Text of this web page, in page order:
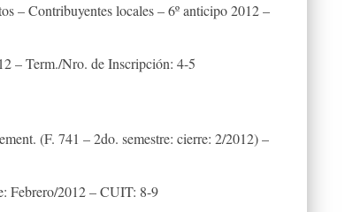
– Contribuyentes locales – 6º anticipo 2012 –
– Term./Nro. de Inscripción: 4-5
(F. 741 – 2do. semestre: cierre: 2/2012) –
Febrero/2012 – CUIT: 8-9